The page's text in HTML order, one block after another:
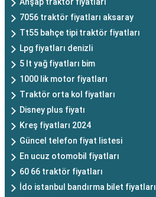
7056 traktör fiyatları aksaray
Tt55 bahçe tipi traktör fiyatları
Lpg fiyatları denizli
5 lt yağ fiyatları bim
1000 lik motor fiyatları
Traktör orta kol fiyatları
Disney plus fiyatı
Kreş fiyatları 2024
Güncel telefon fiyat listesi
En ucuz otomobil fiyatları
60 66 traktör fiyatları
İdo istanbul bandırma bilet fiyatları